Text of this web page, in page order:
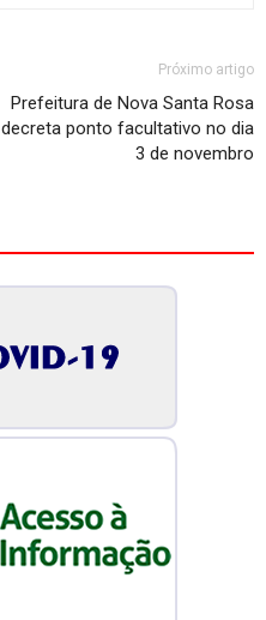
Próximo artigo
Prefeitura de Nova Santa Rosa
decreta ponto facultativo no dia
3 de novembro